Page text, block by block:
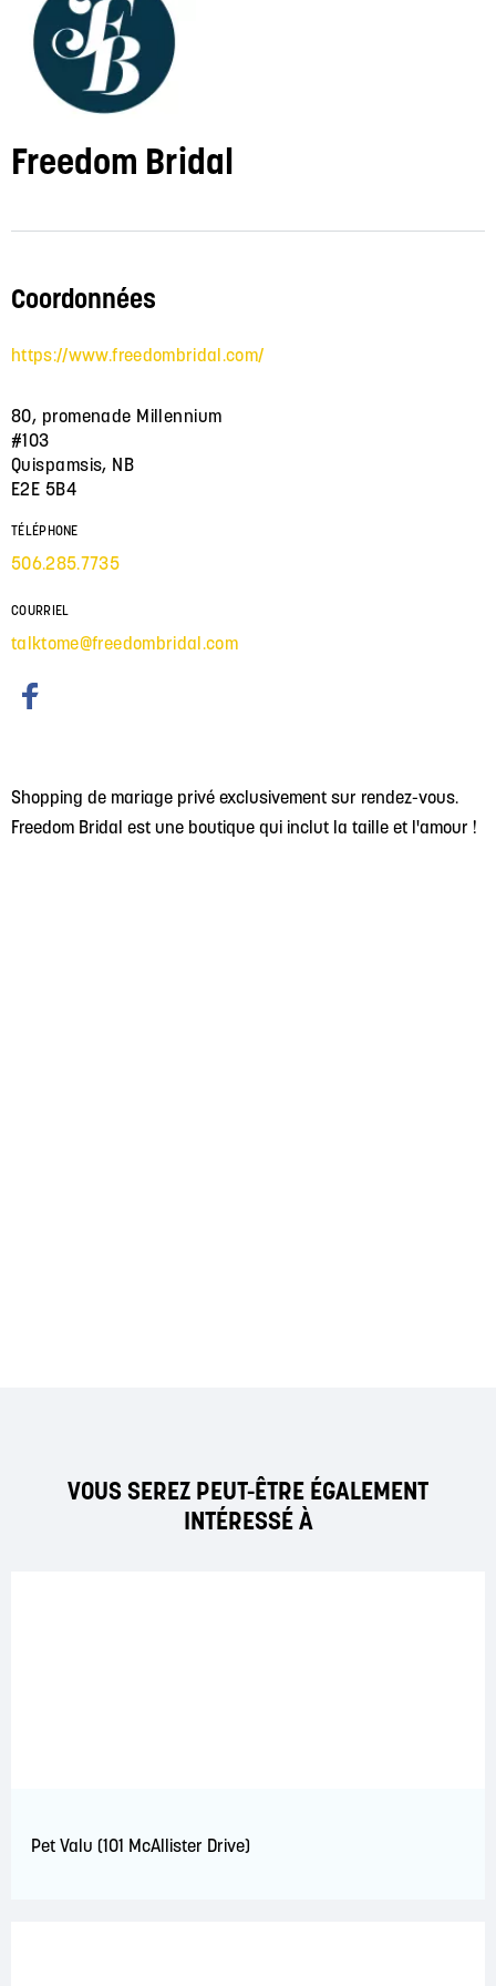
Freedom Bridal
Shopping de mariage privé exclusivement sur rendez-vous.
Freedom Bridal est une boutique qui inclut la taille et l'amour !
Coordonnées
https://www.freedombridal.com/
80, promenade Millennium
#103
Quispamsis, NB
E2E 5B4
TÉLÉPHONE
506.285.7735
COURRIEL
talktome@freedombridal.com
VOUS SEREZ PEUT-ÊTRE ÉGALEMENT
INTÉRESSÉ À
Pet Valu (101 McAllister Drive)